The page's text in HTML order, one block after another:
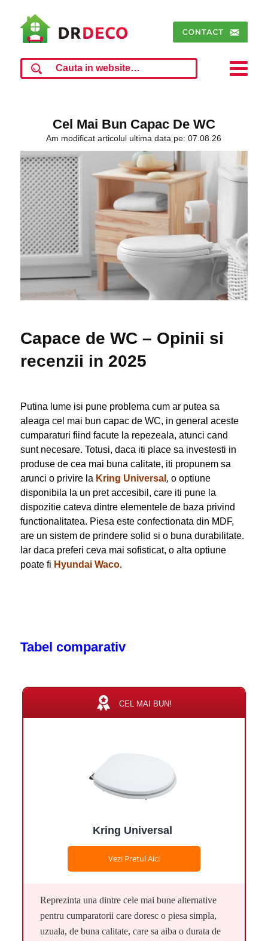
Cel Mai Bun Capac De WC
Am modificat articolul ultima data pe: 07.08.26
Capace de WC – Opinii si
recenzii in 2025
Putina lume isi pune problema cum ar putea sa
aleaga cel mai bun capac de WC, in general aceste
cumparaturi fiind facute la repezeala, atunci cand
sunt necesare. Totusi, daca iti place sa investesti in
produse de cea mai buna calitate, iti propunem sa
arunci o privire la Kring Universal , o optiune
disponibila la un pret accesibil, care iti pune la
dispozitie cateva dintre elementele de baza privind
functionalitatea. Piesa este confectionata din MDF,
are un sistem de prindere solid si o buna durabilitate.
Iar daca preferi ceva mai sofisticat, o alta optiune
poate fi Hyundai Waco.
Tabel comparativ
CEL MAI BUN!
Kring Universal
Vezi Pretul Aici
Reprezinta una dintre cele mai bune alternative
pentru cumparatorii care doresc o piesa simpla,
uzuala, de buna calitate, care sa aiba o durata de